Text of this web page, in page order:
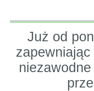
Już od